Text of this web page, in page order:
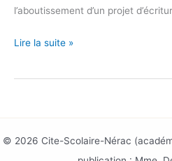
l’aboutissement d’un projet
Lire la suite »
© 2026 Cite-Scolaire-Nérac